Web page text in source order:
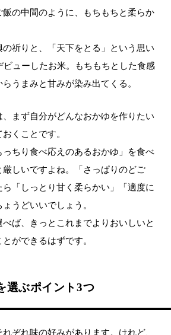
の中間のように、もちもちと柔らか
祈りと、「天下をとる」という思い
ビューしたお米。もちもちとした食感
うまみと甘みが染み出てくる。
まず自分がどんなおかゆを作りたい
くことです。
ちり食べ応えのあるおかゆ」を食べ
厳しいですよね。「さっぱりのどご
ら「しっとり甘く柔らかい」「適度に
うどいいでしょう。
ば、きっとこれまでよりおいしいと
ができるはずです。
選ぶポイント3つ
ぞれ味の好みがあります。けれど、